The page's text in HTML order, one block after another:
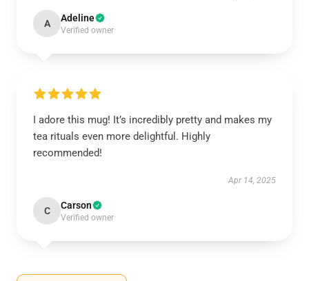
A Adeline
Verified owner
I adore this mug! It’s incredibly pretty and makes my
tea rituals even more delightful. Highly
recommended!
Apr 14, 2025
C Carson
Verified owner